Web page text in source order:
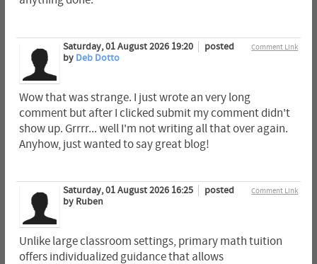
Comment Link
Saturday, 01 August 2026 19:20
posted
by Deb Dotto
Wow that was strange. I just wrote an very long
comment but after I clicked submit my comment didn't
show up. Grrrr... well I'm not writing all that over again.
Anyhow, just wanted to say great blog!
Comment Link
Saturday, 01 August 2026 16:25
posted
by Ruben
Unlike large classroom settings, primary math tuition
᧐ffers individualized guidance tһat allows